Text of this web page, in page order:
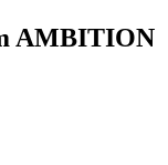
AMBITION